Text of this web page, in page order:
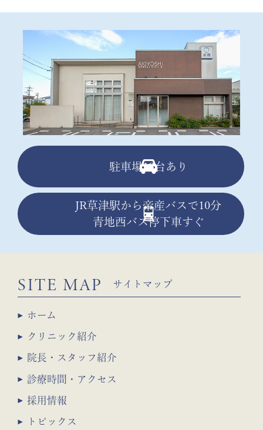
駐車場13台あり
JR草津駅から帝産バスで10分
青地西バス停下車すぐ
SITE MAP サイトマップ
ホーム
クリニック紹介
院長・スタッフ紹介
診療時間・アクセス
採用情報
トピックス